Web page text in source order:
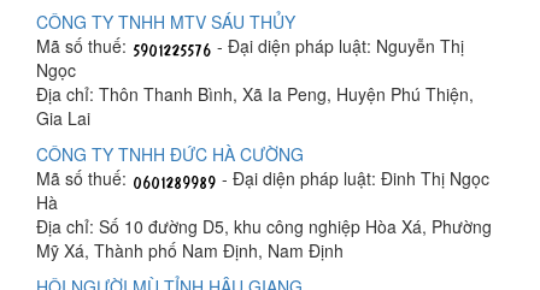
CÔNG TY TNHH MTV SÁU THỦY
Mã số thuế:
- Đại diện pháp luật: Nguyễn Thị
Ngọc
Địa chỉ: Thôn Thanh Bình, Xã Ia Peng, Huyện Phú Thiện,
Gia Lai
CÔNG TY TNHH ĐỨC HÀ CƯỜNG
Mã số thuế:
- Đại diện pháp luật: Đinh Thị Ngọc
Hà
Địa chỉ: Số 10 đường D5, khu công nghiệp Hòa Xá, Phường
Mỹ Xá, Thành phố Nam Định, Nam Định